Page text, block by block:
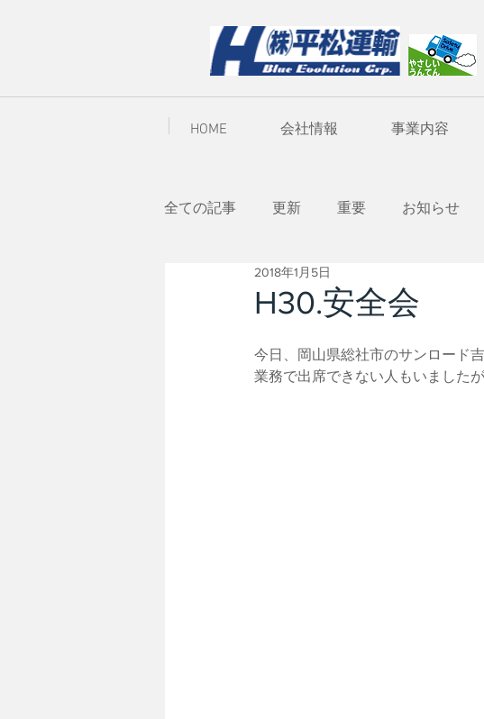
HOME 会社情報 事業内容
全ての記事 更新 重要 お知らせ
H30.安全会
2018年1月5日
今日、岡山県総社市のサンロード
業務で出席できない人もいました